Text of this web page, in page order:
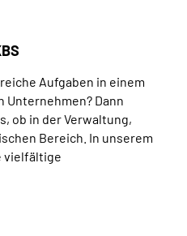
Aufgaben in einem
Dann
ob in der Verwaltung,
Bereich. In unserem
vielfältige